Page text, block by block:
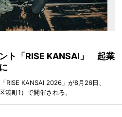
ト「RISE KANSAI」 起業
RISE KANSAI 2026」が8月26日、
湊町1）で開催される。